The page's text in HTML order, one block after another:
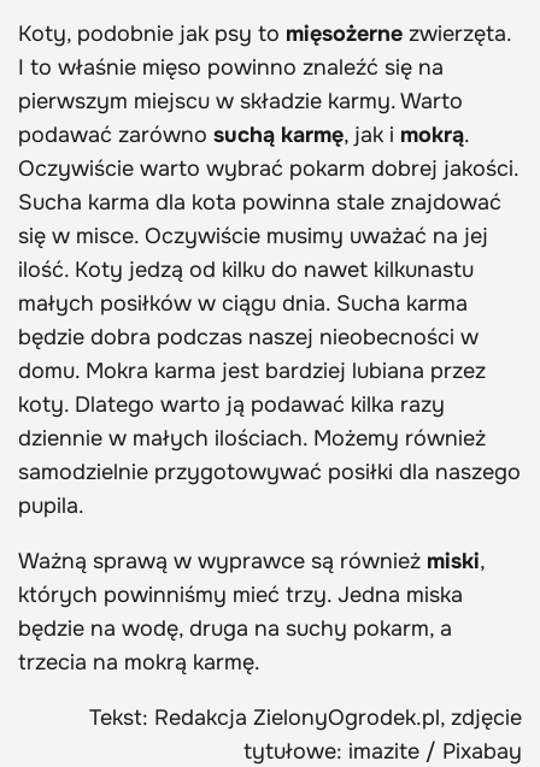
Koty, podobnie jak psy to mięsożerne zwierzęta.
I to właśnie mięso powinno znaleźć się na
pierwszym miejscu w składzie karmy. Warto
podawać zarówno suchą karmę, jak i mokrą.
Oczywiście warto wybrać pokarm dobrej jakości.
Sucha karma dla kota powinna stale znajdować
się w misce. Oczywiście musimy uważać na jej
ilość. Koty jedzą od kilku do nawet kilkunastu
małych posiłków w ciągu dnia. Sucha karma
będzie dobra podczas naszej nieobecności w
domu. Mokra karma jest bardziej lubiana przez
koty. Dlatego warto ją podawać kilka razy
dziennie w małych ilościach. Możemy również
samodzielnie przygotowywać posiłki dla naszego
pupila.
Ważną sprawą w wyprawce są również miski,
których powinniśmy mieć trzy. Jedna miska
będzie na wodę, druga na suchy pokarm, a
trzecia na mokrą karmę.
Tekst: Redakcja ZielonyOgrodek.pl, zdjęcie
tytułowe: imazite / Pixabay